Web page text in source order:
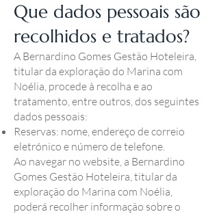
Que dados pessoais são
recolhidos e tratados?
A Bernardino Gomes Gestão Hoteleira,
titular da exploração do Marina com
Noélia, procede à recolha e ao
tratamento, entre outros, dos seguintes
dados pessoais:
Reservas: nome, endereço de correio
eletrónico e número de telefone.
Ao navegar no website, a Bernardino
Gomes Gestão Hoteleira, titular da
exploração do Marina com Noélia,
poderá recolher informação sobre o